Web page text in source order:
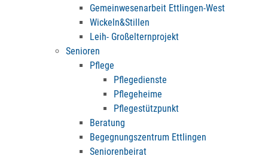
Gemeinwesenarbeit Ettlingen-West
Wickeln&Stillen
Leih- Großelternprojekt
Senioren
Pflege
Pflegedienste
Pflegeheime
Pflegestützpunkt
Beratung
Begegnungszentrum Ettlingen
Seniorenbeirat